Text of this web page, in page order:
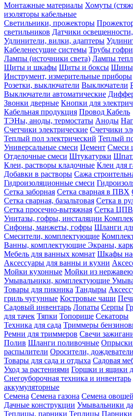
Монтажные материалы Хомуты
изоляторы кабельные
Светильники, прожекторы
светильников Датчики
Удлинители, вилки, адаптеры
Кабеленесущие системы Трубы
Лампы (источники света) Лампы
Щиты и шкафы Щиты и боксы Шины
Инструмент, измерительные приборы
Розетки, выключатели Выключатели
Выключатели автоматические
Звонки дверные Кнопки для
Кабельная продукция Провод Кабель
ТЭНы, аноды, термостаты Аноды
Счетчики электрические Счетчики
Теплый пол электрический Теплый
Универсальные смеси Цемент Смеси
Отделочные смеси Штукатурки
Клеи, растворы кладочные Клеи для
Добавки в растворы Сажа
Гидроизоляционные смеси
Сетка заборная Сетка сварная в ПВХ
Сетка сварная, базальтовая Сетка в
Сетка просечно-вытяжная Сетка
Унитазы, гофры, инсталяции
Сифоны, манжеты, гофры Шланги
Смесители, комплектующие
Ванны, комплектующие Экраны,
Мебель для ванных комнат Шкафы
Аксессуары для ванны и кухни
Мойки кухонные Мойки из
Умывальники, комплектующие
Товары для пикника Тандыры
гриль чугунные Костровые чаши
Садовый инвентарь Лопаты Серпы
для тачек Тяпки Топорище Секаторы
Техника для сада Триммеры
Ремни для триммеров Свечи
Полив Шланги поливочные
распылители Оросители, дождеватели
Товары для сада и отдыха Садовая
Уход за растениями Горшки и ящики
Снегоуборочная техника и инвентарь
аккумуляторные
Семена Семена газона Семена
Дачные конструкции Умывальники
Теплицы, парники Теплицы Парники